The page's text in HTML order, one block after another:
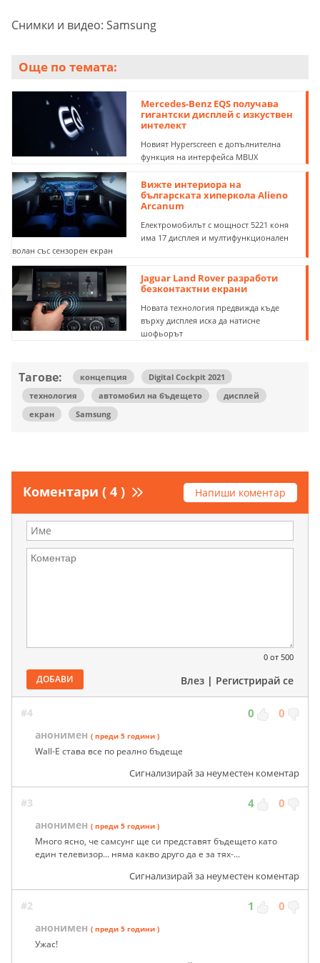
Снимки и видео: Samsung
Още по темата:
Mercedes-Benz EQS получава
гигантски дисплей с изкуствен
интелект
Новият Hyperscreen е допълнителна
функция на интерфейса MBUX
Вижте интериора на
българската хиперкола Alieno
Arcanum
Електромобилът с мощност 5221 коня
има 17 дисплея и мултифункционален
волан със сензорен екран
Jaguar Land Rover разработи
безконтактни екрани
Новата технология предвижда къде
върху дисплея иска да натисне
шофьорът
Тагове: концепция
Digital Cockpit 2021
технология
автомобил на бъдещето
дисплей
екран
Samsung
Коментари ( 4 ) Напиши коментар
0 от 500
ДОБАВИ Влез | Регистрирай се
#4 0 0
анонимен ( преди 5 години )
Wall-E става все по реално бъдеще
Сигнализирай за неуместен коментар
#3 4 0
анонимен ( преди 5 години )
Много ясно, че самсунг ще си представят бъдещето като
един телевизор... няма какво друго да е за тях-...
Сигнализирай за неуместен коментар
#2 1 0
анонимен ( преди 5 години )
Ужас!